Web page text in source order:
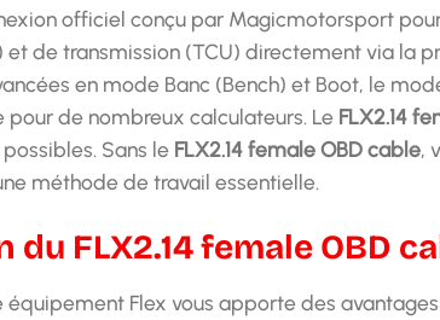
officiel conçu par Magicmotorsport
de transmission (TCU) directement via la
en mode Banc (Bench) et Boot, le
de nombreux calculateurs. Le FLX2.14
Sans le FLX2.14 female OBD cable,
méthode de travail essentielle.
FLX2.14 female OBD
équipement Flex vous apporte des